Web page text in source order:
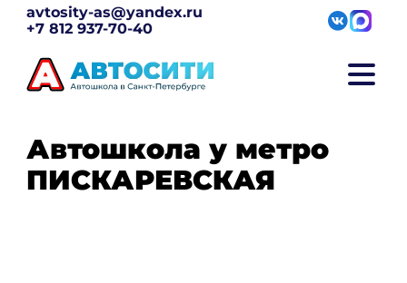
avtosity-as@yandex.ru
+7 812 937-70-40
Автошкола у метро
ПИСКАРЕВСКАЯ